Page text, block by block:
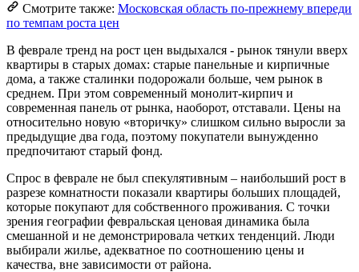
Смотрите также: Московская область по-прежнему впереди
по темпам роста цен
В феврале тренд на рост цен выдыхался - рынок тянули вверх
квартиры в старых домах: старые панельные и кирпичные
дома, а также сталинки подорожали больше, чем рынок в
среднем. При этом современный монолит-кирпич и
современная панель от рынка, наоборот, отставали. Цены на
относительно новую «вторичку» слишком сильно выросли за
предыдущие два года, поэтому покупатели вынужденно
предпочитают старый фонд.
Спрос в феврале не был спекулятивным – наибольший рост в
разрезе комнатности показали квартиры больших площадей,
которые покупают для собственного проживания. С точки
зрения географии февральская ценовая динамика была
смешанной и не демонстрировала четких тенденций. Люди
выбирали жилье, адекватное по соотношению цены и
качества, вне зависимости от района.